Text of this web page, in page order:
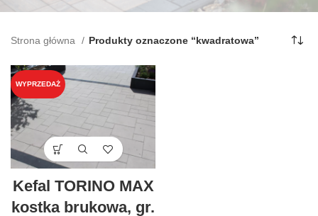
Strona główna Produkty oznaczone “kwadratowa”
WYPRZEDAŻ
Kefal TORINO MAX
kostka brukowa, gr.